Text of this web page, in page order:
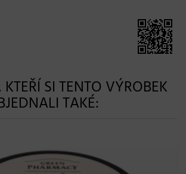
SI TENTO VÝROBEK
TAKÉ: